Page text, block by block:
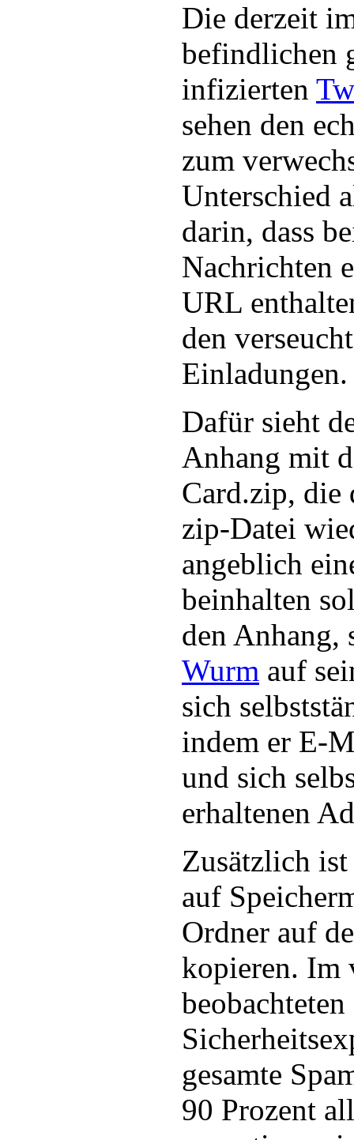
Die derzeit
befindlichen
infizierten
sehen den
zum
Unterschied
darin, dass
Nachrichten
URL
den
Einladungen.
Dafür sieht
Anhang mit
Card.zip, die
zip-Datei
angeblich
beinhalten
den Anhang,
Wurm auf
sich
indem er E-
und sich
erhaltenen
Zusätzlich
auf
Ordner auf
kopieren. Im
beobachteten
gesamte
90 Prozent